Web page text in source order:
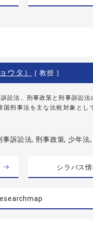
タ） [ 教授 ]
訟法、刑事政策と刑事訴訟法
刑事法を主な比較対象とし
事訴訟法, 刑事政策, 少年法
シラバス